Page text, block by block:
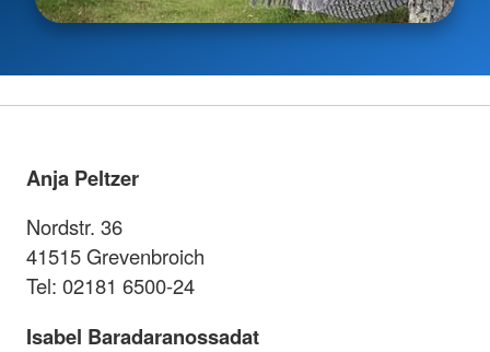
Anja Peltzer
Nordstr. 36
41515 Grevenbroich
Tel: 02181 6500-24
Isabel Baradaranossadat